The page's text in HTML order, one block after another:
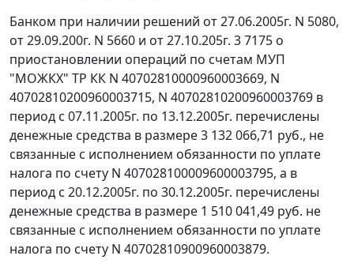
Банком при наличии решений от 27.06.2005г. N 5080,
от 29.09.200г. N 5660 и от 27.10.205г. 3 7175 о
приостановлении операций по счетам МУП
"МОЖКХ" ТР КК N 40702810000960003669, N
40702810200960003715, N 40702810200960003769 в
период с 07.11.2005г. по 13.12.2005г. перечислены
денежные средства в размере 3 132 066,71 руб., не
связанные с исполнением обязанности по уплате
налога по счету N 407028100009600003795, а в
период с 20.12.2005г. по 30.12.2005г. перечислены
денежные средства в размере 1 510 041,49 руб. не
связанные с исполнением обязанности по уплате
налога по счету N 40702810900960003879.